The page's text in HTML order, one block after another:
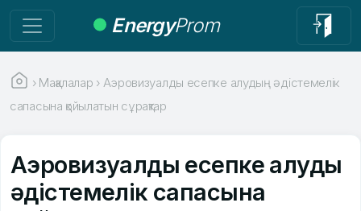
EnergyProm
› Мақалалар › Аэровизуалды есепке алудың әдістемелік
сапасына қойылатын сұрақтар
Аэровизуалды есепке алудың
әдістемелік сапасына